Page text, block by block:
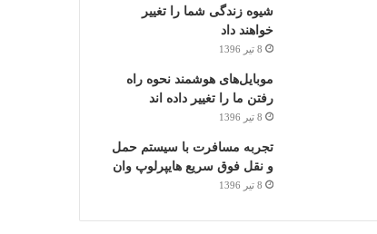
شیوه زندگی شما را تغییر
خواهند داد
8 تیر 1396
موبایل‌های هوشمند نحوه راه
رفتن ما را تغییر داده اند
8 تیر 1396
تجربه مسافرت با سیستم حمل
و نقل فوق سریع هایپرلوپ وان
8 تیر 1396